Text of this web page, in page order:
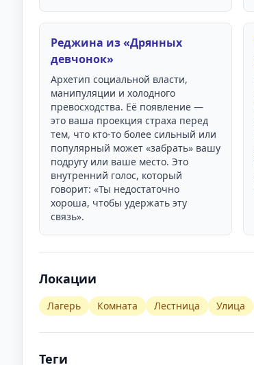
Реджина из «Дрянных
девчонок»
Архетип социальной власти,
манипуляции и холодного
превосходства. Её появление —
это ваша проекция страха перед
тем, что кто-то более сильный или
популярный может «забрать» вашу
подругу или ваше место. Это
внутренний голос, который
говорит: «Ты недостаточно
хороша, чтобы удержать эту
связь».
Локации
Лагерь Комната Лестница Улица
Теги